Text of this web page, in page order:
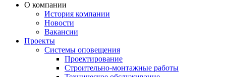
О компании
История компании
Новости
Вакансии
Проекты
Системы оповещения
Проектирование
Строительно-монтажные работы